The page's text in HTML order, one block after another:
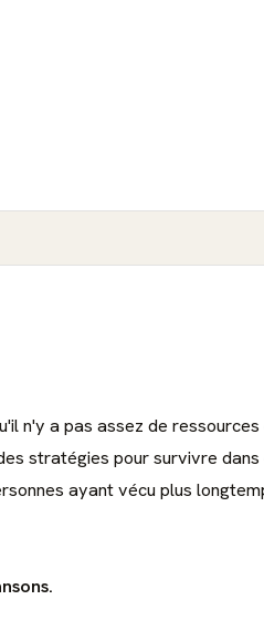
n'y a pas assez de
stratégies pour survivre
ayant vécu plus